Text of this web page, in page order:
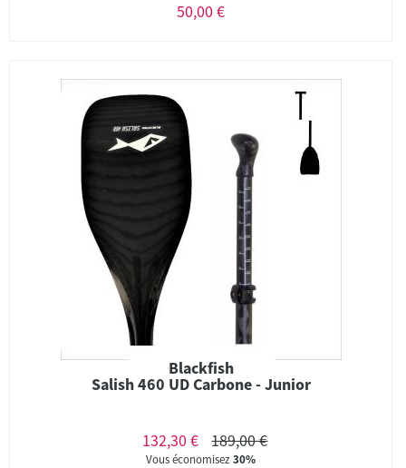
50,00 €
Blackfish
Salish 460 UD Carbone - Junior
132,30 € 189,00 €
Vous économisez30%